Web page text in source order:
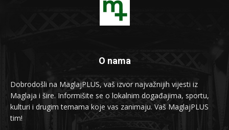
O nama
Dobrodošli na MaglajPLUS, vaš izvor najvažnijih vijesti iz
Maglaja i šire. Informišite se o lokalnim događajima, sportu,
kulturi i drugim temama koje vas zanimaju. Vaš MaglajPLUS
tim!